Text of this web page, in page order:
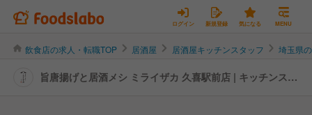
ログイン 新規登録 気になる MENU
飲食店の求人・転職TOP 居酒屋 居酒屋キッチンスタッフ 埼玉県
旨唐揚げと居酒メシ ミライザカ 久喜駅前店 | キッチンスタ